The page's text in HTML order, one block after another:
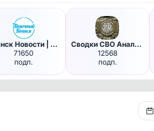
Брянск Новости | Типичный Бря…
71650
подп.
Сводки СВО Аналитика. Вперед …
12568
подп.